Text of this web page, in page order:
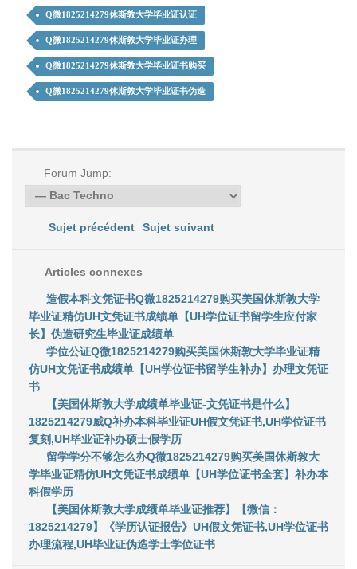
Q微1825214279休斯敦大学毕业证认证
Q微1825214279休斯敦大学毕业证办理
Q微1825214279休斯敦大学毕业证书购买
Q微1825214279休斯敦大学毕业证书伪造
Forum Jump:
Sujet précédent Sujet suivant
Articles connexes
造假本科文凭证书Q微1825214279购买美国休斯敦大学
毕业证精仿UH文凭证书成绩单【UH学位证书留学生应付家
长】伪造研究生毕业证成绩单
学位公证Q微1825214279购买美国休斯敦大学毕业证精
仿UH文凭证书成绩单【UH学位证书留学生补办】办理文凭证
书
【美国休斯敦大学成绩单毕业证-文凭证书是什么】
1825214279威Q补办本科毕业证UH假文凭证书,UH学位证书
复刻,UH毕业证补办硕士假学历
留学学分不够怎么办Q微1825214279购买美国休斯敦大
学毕业证精仿UH文凭证书成绩单【UH学位证书全套】补办本
科假学历
【美国休斯敦大学成绩单毕业证推荐】【微信：
1825214279】《学历认证报告》UH假文凭证书,UH学位证书
办理流程,UH毕业证伪造学士学位证书